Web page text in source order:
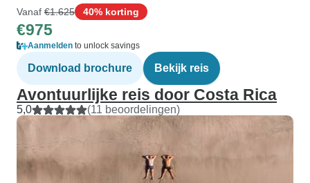
Vanaf €1.625 40% korting
€975
Aanmelden to unlock savings
Download brochure Bekijk reis
Avontuurlijke reis door Costa Rica
5,0 (11 beoordelingen)